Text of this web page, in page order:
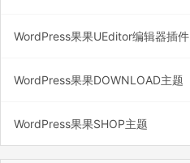
WordPress果果UEditor编辑器插件
WordPress果果DOWNLOAD主题
WordPress果果SHOP主题